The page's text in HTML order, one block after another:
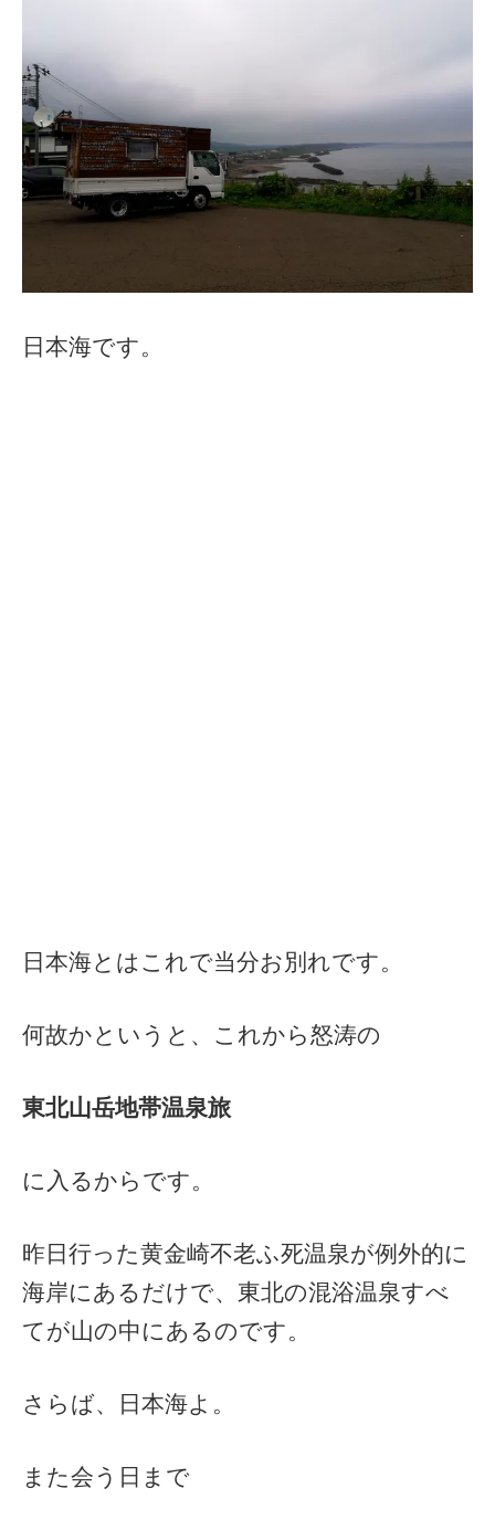
日本海です。
日本海とはこれで当分お別れです。
何故かというと、これから怒涛の
東北山岳地帯温泉旅
に入るからです。
昨日行った黄金崎不老ふ死温泉が例外的に
海岸にあるだけで、東北の混浴温泉すべ
てが山の中にあるのです。
さらば、日本海よ。
また会う日まで